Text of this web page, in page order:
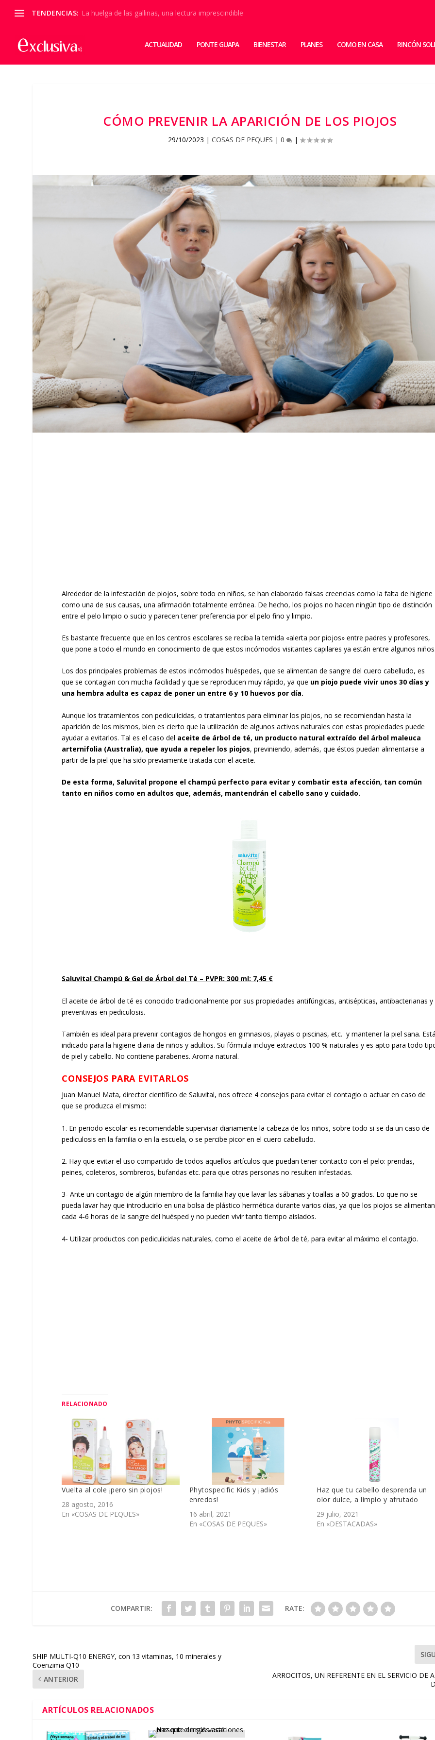
TENDENCIAS: La huelga de las gallinas, una lectura imprescindible
ACTUALIDAD PONTE GUAPA BIENESTAR PLANES COMO EN CASA RINCÓN
CÓMO PREVENIR LA APARICIÓN DE LOS PIOJOS
29/10/2023 | COSAS DE PEQUES | 0 |
Alrededor de la infestación de piojos, sobre todo en niños, se han elaborado falsas creencias como la falta de higiene
como una de sus causas, una afirmación totalmente errónea. De hecho, los piojos no hacen ningún tipo de distinción
entre el pelo limpio o sucio y parecen tener preferencia por el pelo fino y limpio.
Es bastante frecuente que en los centros escolares se reciba la temida «alerta por piojos» entre padres y profesores,
que pone a todo el mundo en conocimiento de que estos incómodos visitantes capilares ya están entre algunos
Los dos principales problemas de estos incómodos huéspedes, que se alimentan de sangre del cuero cabelludo, es
que se contagian con mucha facilidad y que se reproducen muy rápido, ya que un piojo puede vivir unos 30 días y
una hembra adulta es capaz de poner un entre 6 y 10 huevos por día.
Aunque los tratamientos con pediculicidas, o tratamientos para eliminar los piojos, no se recomiendan hasta la
aparición de los mismos, bien es cierto que la utilización de algunos activos naturales con estas propiedades puede
ayudar a evitarlos. Tal es el caso del aceite de árbol de té, un producto natural extraído del árbol maleuca
arternifolia (Australia), que ayuda a repeler los piojos, previniendo, además, que éstos puedan alimentarse a
partir de la piel que ha sido previamente tratada con el aceite.
De esta forma, Saluvital propone el champú perfecto para evitar y combatir esta afección, tan común
tanto en niños como en adultos que, además, mantendrán el cabello sano y cuidado.
Saluvital Champú & Gel de Árbol del Té – PVPR: 300 ml: 7,45 €
El aceite de árbol de té es conocido tradicionalmente por sus propiedades antifúngicas, antisépticas, antibacterianas y
preventivas en pediculosis.
También es ideal para prevenir contagios de hongos en gimnasios, playas o piscinas, etc. y mantener la piel sana.
indicado para la higiene diaria de niños y adultos. Su fórmula incluye extractos 100 % naturales y es apto para todo
de piel y cabello. No contiene parabenes. Aroma natural.
CONSEJOS PARA EVITARLOS
Juan Manuel Mata, director científico de Saluvital, nos ofrece 4 consejos para evitar el contagio o actuar en caso de
que se produzca el mismo:
1. En periodo escolar es recomendable supervisar diariamente la cabeza de los niños, sobre todo si se da un caso de
pediculosis en la familia o en la escuela, o se percibe picor en el cuero cabelludo.
2. Hay que evitar el uso compartido de todos aquellos artículos que puedan tener contacto con el pelo: prendas,
peines, coleteros, sombreros, bufandas etc. para que otras personas no resulten infestadas.
3- Ante un contagio de algún miembro de la familia hay que lavar las sábanas y toallas a 60 grados. Lo que no se
pueda lavar hay que introducirlo en una bolsa de plástico hermética durante varios días, ya que los piojos se alimentan
cada 4-6 horas de la sangre del huésped y no pueden vivir tanto tiempo aislados.
4- Utilizar productos con pediculicidas naturales, como el aceite de árbol de té, para evitar al máximo el contagio.
RELACIONADO
Vuelta al cole ¡pero sin piojos!
28 agosto, 2016
En «COSAS DE PEQUES»
Phytospecific Kids y ¡adiós
enredos!
16 abril, 2021
En «COSAS DE PEQUES»
Haz que tu cabello desprenda un
olor dulce, a limpio y afrutado
29 julio, 2021
En «DESTACADAS»
COMPARTIR: RATE:
SHIP MULTI-Q10 ENERGY, con 13 vitaminas, 10 minerales y
Coenzima Q10
ANTERIOR
ARROCITOS, UN REFERENTE EN EL SERVICIO DE
ARTÍCULOS RELACIONADOS